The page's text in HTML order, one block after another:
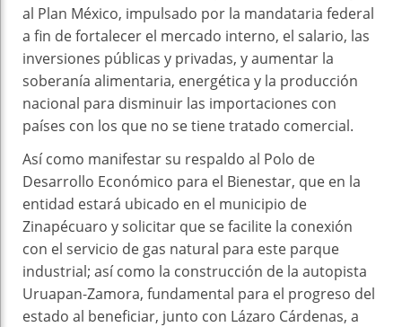
al Plan México, impulsado por la mandataria federal
a fin de fortalecer el mercado interno, el salario, las
inversiones públicas y privadas, y aumentar la
soberanía alimentaria, energética y la producción
nacional para disminuir las importaciones con
países con los que no se tiene tratado comercial.
Así como manifestar su respaldo al Polo de
Desarrollo Económico para el Bienestar, que en la
entidad estará ubicado en el municipio de
Zinapécuaro y solicitar que se facilite la conexión
con el servicio de gas natural para este parque
industrial; así como la construcción de la autopista
Uruapan-Zamora, fundamental para el progreso del
estado al beneficiar, junto con Lázaro Cárdenas, a